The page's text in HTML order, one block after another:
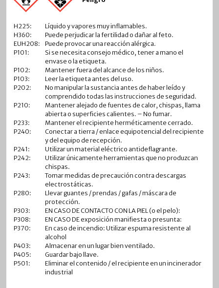
H225:
Líquido y vapores muy inflamables.
H360:
Puede perjudicar la fertilidad o dañar al feto.
EUH208:
Puede provocar una reacción alérgica.
P101:
Si se necesita consejo médico, tener a mano el
envase o la etiqueta.
P102:
Mantener fuera del alcance de los niños.
P103:
Leer la etiqueta antes del uso.
P202:
No manipular la sustancia antes de haber leído y
comprendido todas las instrucciones de seguridad.
P210:
Mantener alejado de fuentes de calor, chispas, llama
abierta o superficies calientes. – No fumar.
P233:
Mantener el recipiente herméticamente cerrado.
P240:
Conectar a tierra / enlace equipotencial del recipiente
y del equipo de recepción.
P241:
Utilizar un material eléctrico antideflagrante.
P242:
Utilizar únicamente herramientas que no produzcan
chispas.
P243:
Tomar medidas de precaución contra descargas
electrostáticas.
P280:
Llevar guantes / prendas / gafas / máscara de
protección.
P303:
EN CASO DE CONTACTO CON LA PIEL (o el pelo):
P308:
EN CASO DE exposición manifiesta o presunta:
P370:
En caso de incendio: Utilizar espuma resistente al
alcohol
P403:
Almacenar en un lugar bien ventilado.
P405:
Guardar bajo llave.
P501:
Eliminar el contenido / el recipiente en un incinerador
industrial